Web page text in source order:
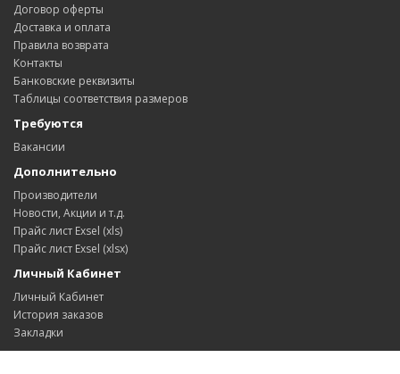
Договор оферты
Доставка и оплата
Правила возврата
Контакты
Банковские реквизиты
Таблицы соответствия размеров
Требуются
Вакансии
Дополнительно
Производители
Новости, Акции и т.д.
Прайс лист Exsel (xls)
Прайс лист Exsel (xlsx)
Личный Кабинет
Личный Кабинет
История заказов
Закладки